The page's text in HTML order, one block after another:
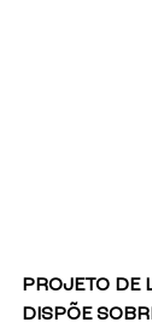
PROJETO DE
DISPÕE